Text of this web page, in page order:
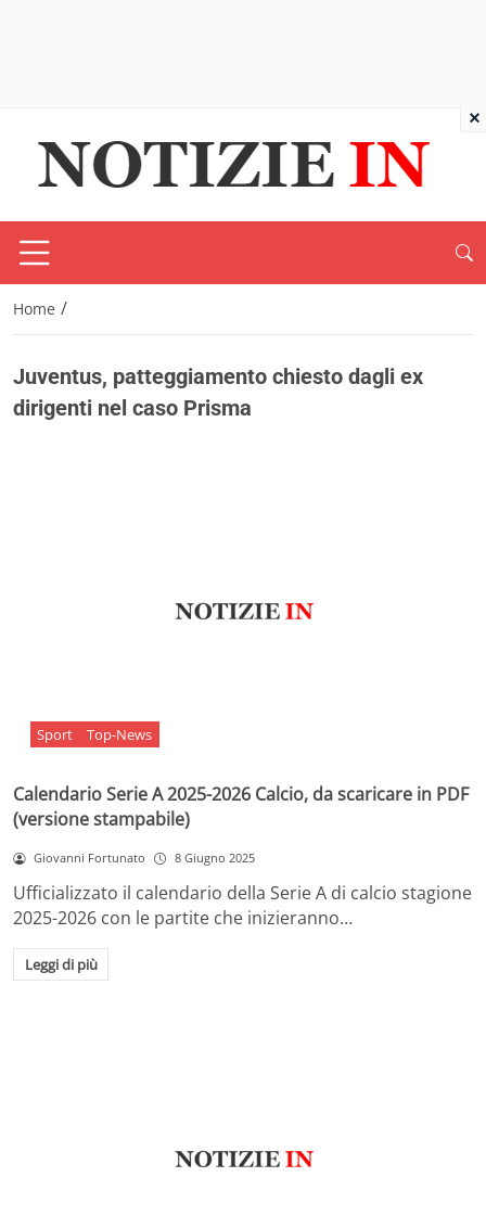
Home /
Juventus, patteggiamento chiesto dagli ex
dirigenti nel caso Prisma
Sport Top-News
Calendario Serie A 2025-2026 Calcio, da scaricare in PDF
(versione stampabile)
Giovanni Fortunato 8 Giugno 2025
Ufficializzato il calendario della Serie A di calcio stagione
2025-2026 con le partite che inizieranno…
Leggi di più
×